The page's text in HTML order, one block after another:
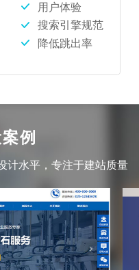
用户体验
搜索引擎规范
降低跳出率
例
计水平，专注于建站质量